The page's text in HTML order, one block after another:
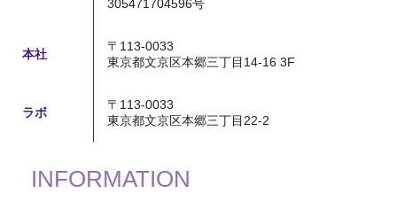
305471704596号
本社
〒113-0033
東京都文京区本郷三丁目14-16 3F
ラボ
〒113-0033
東京都文京区本郷三丁目22-2
INFORMATION